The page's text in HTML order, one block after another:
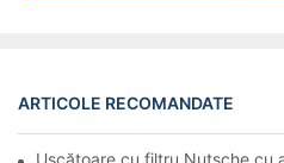
ARTICOLE RECOMANDATE